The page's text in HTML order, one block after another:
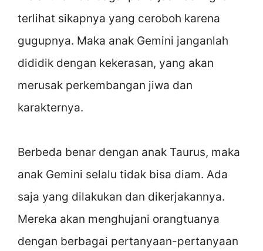
terlihat sikapnya yang ceroboh karena
gugupnya. Maka anak Gemini janganlah
dididik dengan kekerasan, yang akan
merusak perkembangan jiwa dan
karakternya.
Berbeda benar dengan anak Taurus, maka
anak Gemini selalu tidak bisa diam. Ada
saja yang dilakukan dan dikerjakannya.
Mereka akan menghujani orangtuanya
dengan berbagai pertanyaan-pertanyaan